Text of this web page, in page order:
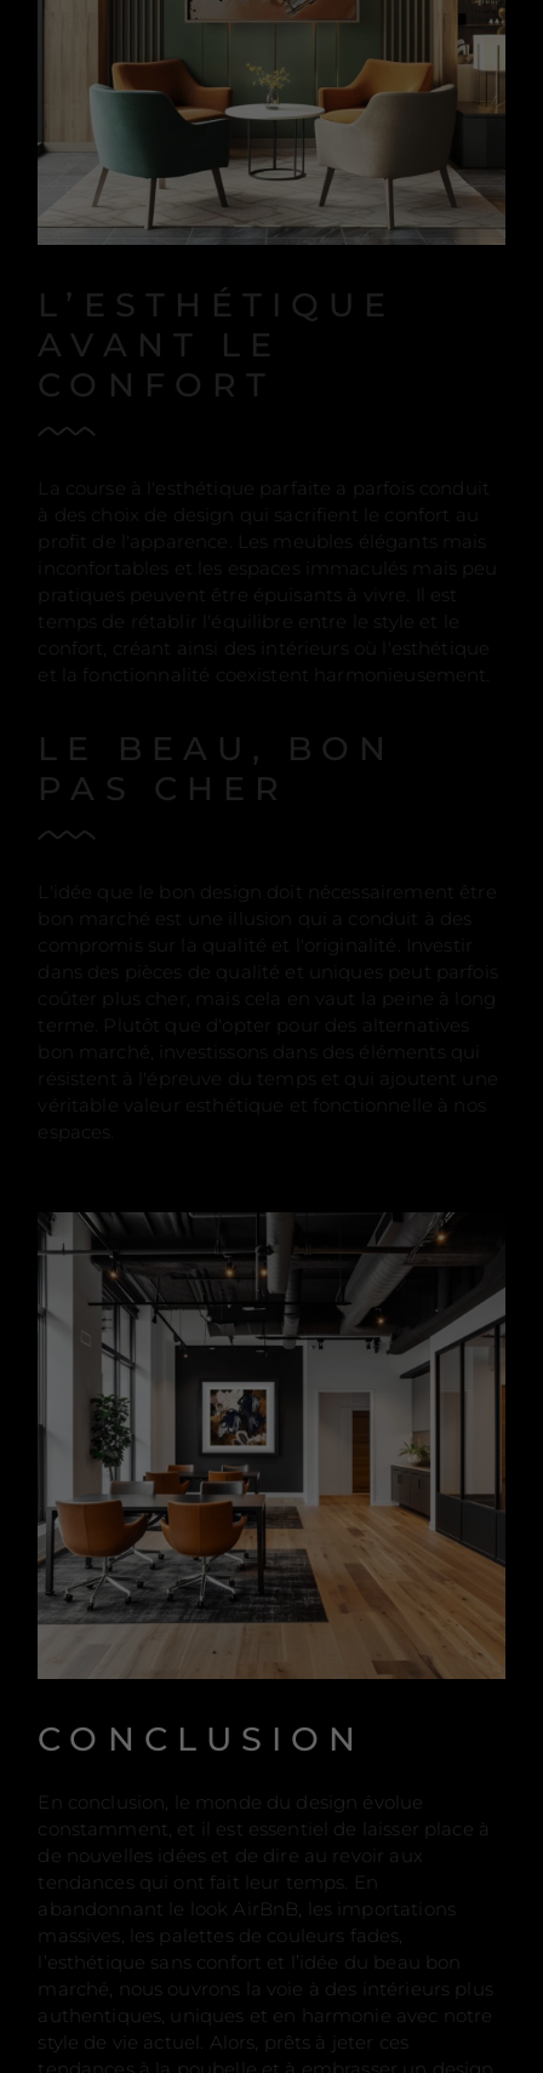
L’ESTHÉTIQUE
AVANT LE
CONFORT
La course à l'esthétique parfaite a parfois conduit
à des choix de design qui sacrifient le confort au
profit de l'apparence. Les meubles élégants mais
inconfortables et les espaces immaculés mais peu
pratiques peuvent être épuisants à vivre. Il est
temps de rétablir l'équilibre entre le style et le
confort, créant ainsi des intérieurs où l'esthétique
et la fonctionnalité coexistent harmonieusement.
LE BEAU, BON
PAS CHER
L'idée que le bon design doit nécessairement être
bon marché est une illusion qui a conduit à des
compromis sur la qualité et l'originalité. Investir
dans des pièces de qualité et uniques peut parfois
coûter plus cher, mais cela en vaut la peine à long
terme. Plutôt que d'opter pour des alternatives
bon marché, investissons dans des éléments qui
résistent à l'épreuve du temps et qui ajoutent une
véritable valeur esthétique et fonctionnelle à nos
espaces.
CONCLUSION
En conclusion, le monde du design évolue
constamment, et il est essentiel de laisser place à
de nouvelles idées et de dire au revoir aux
tendances qui ont fait leur temps. En
abandonnant le look AirBnB, les importations
massives, les palettes de couleurs fades,
l’esthétique sans confort et l’idée du beau bon
marché, nous ouvrons la voie à des intérieurs plus
authentiques, uniques et en harmonie avec notre
style de vie actuel. Alors, prêts à jeter ces